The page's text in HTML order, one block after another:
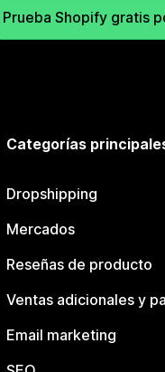
Prueba Shopify gratis
Categorías
Dropshipping
Mercados
Reseñas de producto
Ventas adicionales y
Email marketing